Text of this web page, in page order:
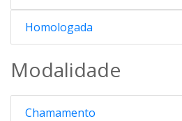
Homologada
Modalidade
Chamamento